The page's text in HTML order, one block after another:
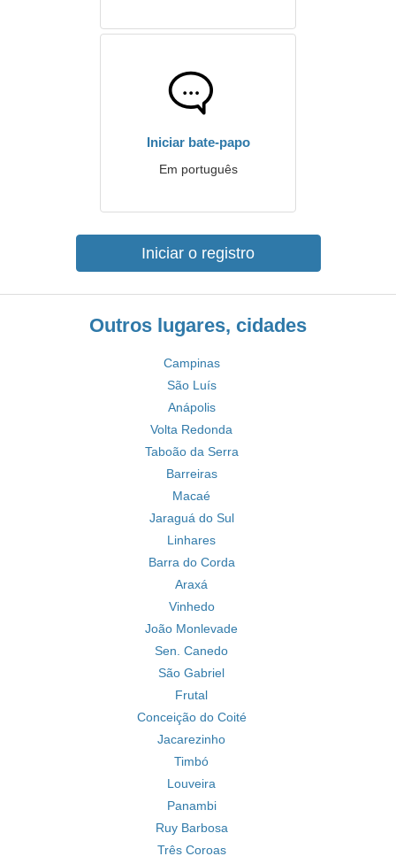
Iniciar bate-papo
Em português
Iniciar o registro
Outros lugares, cidades
Campinas
São Luís
Anápolis
Volta Redonda
Taboão da Serra
Barreiras
Macaé
Jaraguá do Sul
Linhares
Barra do Corda
Araxá
Vinhedo
João Monlevade
Sen. Canedo
São Gabriel
Frutal
Conceição do Coité
Jacarezinho
Timbó
Louveira
Panambi
Ruy Barbosa
Três Coroas